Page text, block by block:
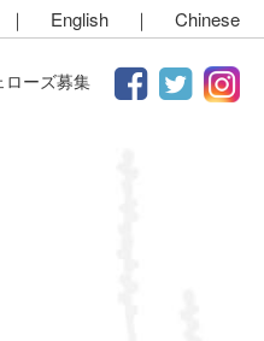
｜ English ｜ Chinese
ローズ募集